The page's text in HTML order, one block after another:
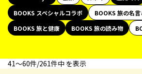
BOOKS スペシャルコラボ
BOOKS 旅の名言
BOOKS 旅と健康
BOOKS 旅の読み物
41〜60件/261件中 を表示